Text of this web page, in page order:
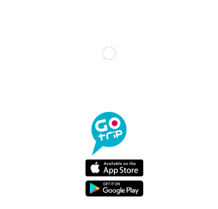
【 FlyJapan 】大阪室內動物園